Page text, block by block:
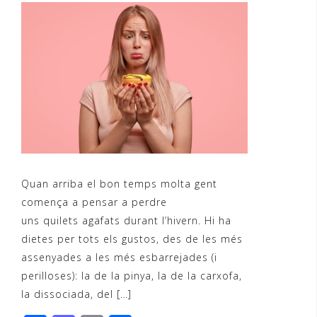
Quan arriba el bon temps molta gent
comença a pensar a perdre
uns quilets agafats durant l’hivern. Hi ha
dietes per tots els gustos, des de les més
assenyades a les més esbarrejades (i
perilloses): la de la pinya, la de la carxofa,
la dissociada, del […]